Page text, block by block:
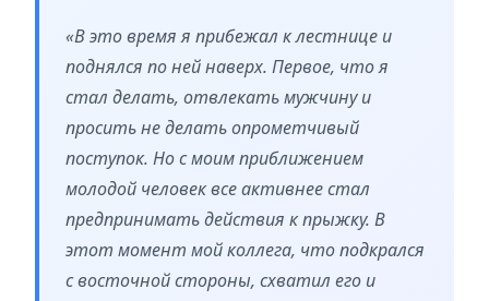
«В это время я прибежал к лестнице и
поднялся по ней наверх. Первое, что я
стал делать, отвлекать мужчину и
просить не делать опрометчивый
поступок. Но с моим приближением
молодой человек все активнее стал
предпринимать действия к прыжку. В
этот момент мой коллега, что подкрался
с восточной стороны, схватил его и